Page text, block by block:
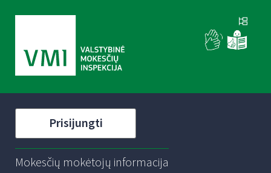
Prisijungti
Mokesčių mokėtojų informacija